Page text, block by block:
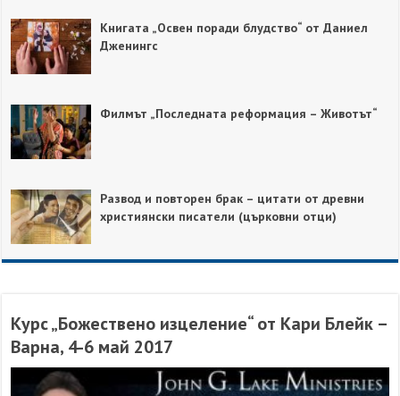
Книгата „Освен поради блудство“ от Даниел
Дженингс
Филмът „Последната реформация – Животът“
Развод и повторен брак – цитати от древни
християнски писатели (църковни отци)
Курс „Божествено изцеление“ от Кари Блейк –
Варна, 4-6 май 2017